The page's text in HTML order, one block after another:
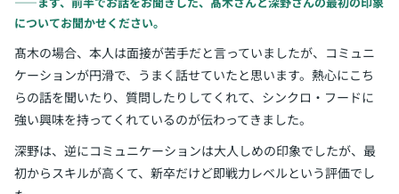
についてお聞かせください。
髙木の場合、本人は面接が苦手だと言っていましたが、コミュニ
ケーションが円滑で、うまく話せていたと思います。熱心にこち
らの話を聞いたり、質問したりしてくれて、シンクロ・フードに
強い興味を持ってくれているのが伝わってきました。
深野は、逆にコミュニケーションは大人しめの印象でしたが、最
初からスキルが高くて、新卒だけど即戦力レベルという評価でし